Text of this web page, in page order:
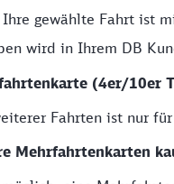
gewählte Fahrt ist
wird in Ihrem DB
(4er/10er
Fahrten ist nur
Mehrfahrtenkarten